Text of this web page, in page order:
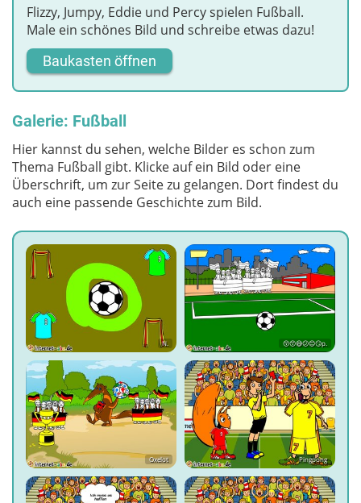
Flizzy, Jumpy, Eddie und Percy spielen Fußball.
Male ein schönes Bild und schreibe etwas dazu!
Baukasten öffnen
Galerie: Fußball
Hier kannst du sehen, welche Bilder es schon zum
Thema Fußball gibt. Klicke auf ein Bild oder eine
Überschrift, um zur Seite zu gelangen. Dort findest du
auch eine passende Geschichte zum Bild.
N. 😚😙😅😕😊😏p.
Oxelot Pingpong